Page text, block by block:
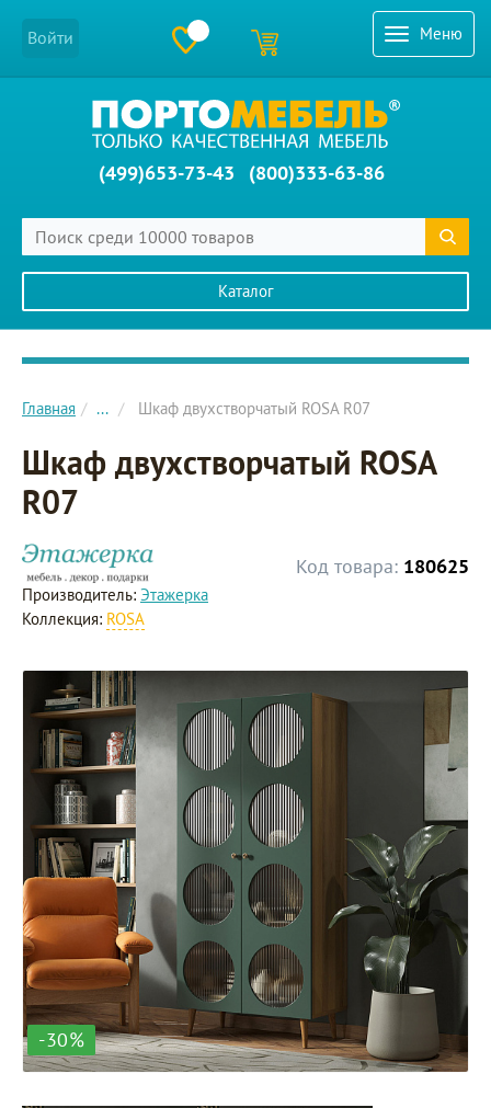
Меню
Войти
(499)653-73-43 (800)333-63-86
Каталог
Главное меню сайта
Главная ... Шкаф двухстворчатый ROSA R07
Шкаф двухстворчатый ROSA
R07
Код товара: 180625
Производитель: Этажерка
Коллекция: ROSA
-30%